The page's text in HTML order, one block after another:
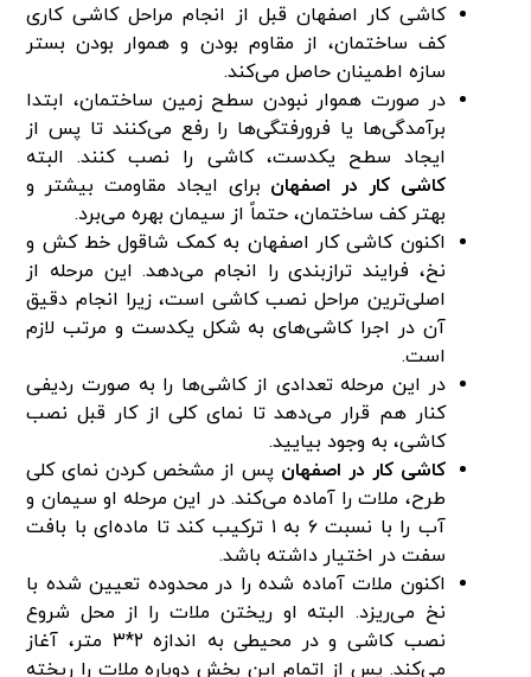
کاشی کار اصفهان قبل از انجام مراحل کاشی کاری
کف ساختمان، از مقاوم بودن و هموار بودن بستر
سازه اطمینان حاصل می‌کند.
در صورت هموار نبودن سطح زمین ساختمان، ابتدا
برآمدگی‌ها یا فرورفتگی‌ها را رفع می‌کنند تا پس از
ایجاد سطح یکدست، کاشی را نصب کنند. البته
کاشی کار در اصفهان برای ایجاد مقاومت بیشتر و
بهتر کف ساختمان، حتماً از سیمان بهره می‌برد.
اکنون کاشی کار اصفهان به کمک شاقول خط کش و
نخ، فرایند ترازبندی را انجام می‌دهد. این مرحله از
اصلی‌ترین مراحل نصب کاشی است، زیرا انجام دقیق
آن در اجرا کاشی‌های به شکل یکدست و مرتب لازم
است.
در این مرحله تعدادی از کاشی‌ها را به صورت ردیفی
کنار هم قرار می‌دهد تا نمای کلی از کار قبل نصب
کاشی، به وجود بیایید.
کاشی کار در اصفهان پس از مشخص کردن نمای کلی
طرح، ملات را آماده می‌کند. در این مرحله او سیمان و
آب را با نسبت ۶ به ۱ ترکیب کند تا ماده‌ای با بافت
سفت در اختیار داشته باشد.
اکنون ملات آماده شده را در محدوده تعیین شده با
نخ می‌ریزد. البته او ریختن ملات را از محل شروع
نصب کاشی و در محیطی به اندازه ۲*۳ متر، آغاز
می‌کند. پس از اتمام این بخش دوباره ملات را ریخته